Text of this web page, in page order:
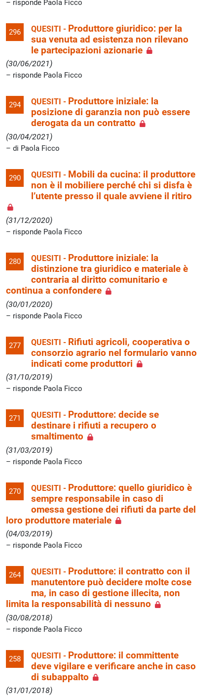
risponde Paola Ficco
296 QUESITI - Produttore giuridico: per la
sua venuta ad esistenza non rilevano
le partecipazioni azionarie
(30/06/2021)
risponde Paola Ficco
294 QUESITI - Produttore iniziale: la
posizione di garanzia non può essere
derogata da un contratto
(30/04/2021)
di Paola Ficco
290 QUESITI - Mobili da cucina: il produttore
non è il mobiliere perché chi si disfa è
l’utente presso il quale avviene il ritiro
(31/12/2020)
risponde Paola Ficco
280 QUESITI - Produttore iniziale: la
distinzione tra giuridico e materiale è
contraria al diritto comunitario e
continua a confondere
(30/01/2020)
risponde Paola Ficco
277 QUESITI - Rifiuti agricoli, cooperativa o
consorzio agrario nel formulario vanno
indicati come produttori
(31/10/2019)
risponde Paola Ficco
271 QUESITI - Produttore: decide se
destinare i rifiuti a recupero o
smaltimento
(31/03/2019)
risponde Paola Ficco
270 QUESITI - Produttore: quello giuridico è
sempre responsabile in caso di
omessa gestione dei rifiuti da parte del
loro produttore materiale
(04/03/2019)
risponde Paola Ficco
264 QUESITI - Produttore: il contratto con il
manutentore può decidere molte cose
ma, in caso di gestione illecita, non
limita la responsabilità di nessuno
(30/08/2018)
risponde Paola Ficco
258 QUESITI - Produttore: il committente
deve vigilare e verificare anche in caso
di subappalto
(31/01/2018)